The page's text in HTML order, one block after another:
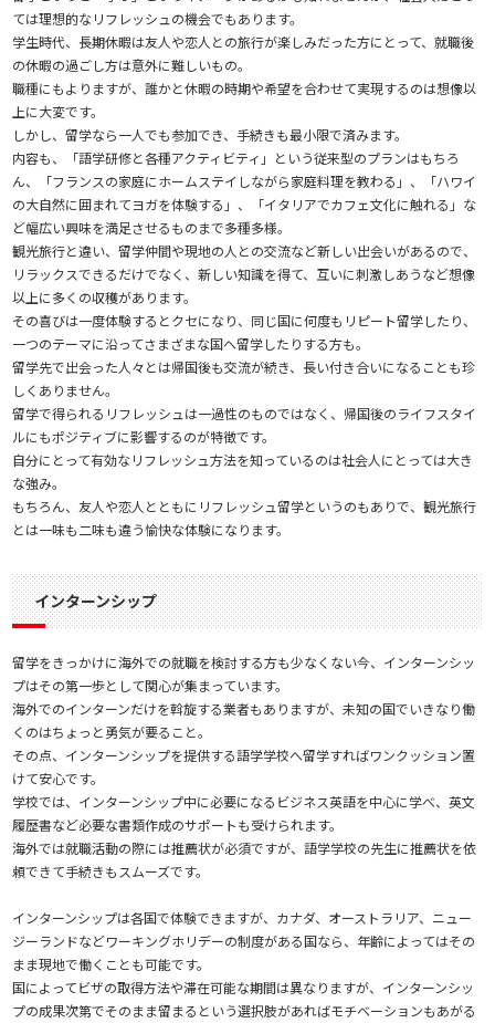
ては理想的なリフレッシュの機会でもあります。
学生時代、長期休暇は友人や恋人との旅行が楽しみだった方にとって、就職後
の休暇の過ごし方は意外に難しいもの。
職種にもよりますが、誰かと休暇の時期や希望を合わせて実現するのは想像以
上に大変です。
しかし、留学なら一人でも参加でき、手続きも最小限で済みます。
内容も、「語学研修と各種アクティビティ」という従来型のプランはもちろ
ん、「フランスの家庭にホームステイしながら家庭料理を教わる」、「ハワイ
の大自然に囲まれてヨガを体験する」、「イタリアでカフェ文化に触れる」な
ど幅広い興味を満足させるものまで多種多様。
観光旅行と違い、留学仲間や現地の人との交流など新しい出会いがあるので、
リラックスできるだけでなく、新しい知識を得て、互いに刺激しあうなど想像
以上に多くの収穫があります。
その喜びは一度体験するとクセになり、同じ国に何度もリピート留学したり、
一つのテーマに沿ってさまざまな国へ留学したりする方も。
留学先で出会った人々とは帰国後も交流が続き、長い付き合いになることも珍
しくありません。
留学で得られるリフレッシュは一過性のものではなく、帰国後のライフスタイ
ルにもポジティブに影響するのが特徴です。
自分にとって有効なリフレッシュ方法を知っているのは社会人にとっては大き
な強み。
もちろん、友人や恋人とともにリフレッシュ留学というのもありで、観光旅行
とは一味も二味も違う愉快な体験になります。
インターンシップ
留学をきっかけに海外での就職を検討する方も少なくない今、インターンシッ
プはその第一歩として関心が集まっています。
海外でのインターンだけを斡旋する業者もありますが、未知の国でいきなり働
くのはちょっと勇気が要ること。
その点、インターンシップを提供する語学学校へ留学すればワンクッション置
けて安心です。
学校では、インターンシップ中に必要になるビジネス英語を中心に学べ、英文
履歴書など必要な書類作成のサポートも受けられます。
海外では就職活動の際には推薦状が必須ですが、語学学校の先生に推薦状を依
頼できて手続きもスムーズです。
インターンシップは各国で体験できますが、カナダ、オーストラリア、ニュー
ジーランドなどワーキングホリデーの制度がある国なら、年齢によってはその
まま現地で働くことも可能です。
国によってビザの取得方法や滞在可能な期間は異なりますが、インターンシッ
プの成果次第でそのまま留まるという選択肢があればモチベーションもあがる